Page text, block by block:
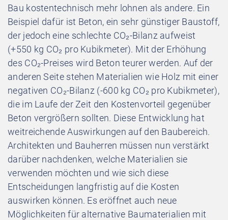
Bau kostentechnisch mehr lohnen als andere. Ein
Beispiel dafür ist Beton, ein sehr günstiger Baustoff,
der jedoch eine schlechte CO₂-Bilanz aufweist
(+550 kg CO₂ pro Kubikmeter). Mit der Erhöhung
des CO₂-Preises wird Beton teurer werden. Auf der
anderen Seite stehen Materialien wie Holz mit einer
negativen CO₂-Bilanz (-600 kg CO₂ pro Kubikmeter),
die im Laufe der Zeit den Kostenvorteil gegenüber
Beton vergrößern sollten. Diese Entwicklung hat
weitreichende Auswirkungen auf den Baubereich.
Architekten und Bauherren müssen nun verstärkt
darüber nachdenken, welche Materialien sie
verwenden möchten und wie sich diese
Entscheidungen langfristig auf die Kosten
auswirken können. Es eröffnet auch neue
Möglichkeiten für alternative Baumaterialien mit